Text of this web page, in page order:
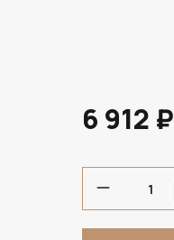
6 912 ₽